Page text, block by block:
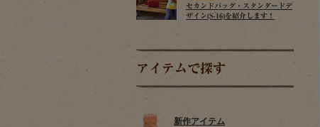
セカンドバッグ・スタンダードデ
ザイン(S-16)を紹介します！
アイテムで探す
新作アイテム